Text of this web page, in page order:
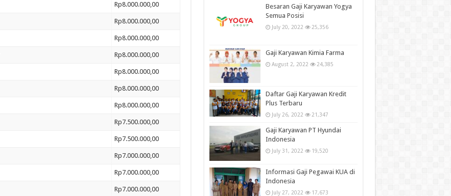
Rp8.000.000,00
Rp8.000.000,00
Rp8.000.000,00
Rp8.000.000,00
Rp8.000.000,00
Rp8.000.000,00
Rp8.000.000,00
Rp7.500.000,00
Rp7.500.000,00
Rp7.000.000,00
Rp7.000.000,00
Rp7.000.000,00
Besaran Gaji Karyawan Yogya
Semua Posisi
July 20, 2022 25,356
Gaji Karyawan Kimia Farma
August 2, 2022 24,385
Daftar Gaji Karyawan Kredit
Plus Terbaru
July 26, 2022 21,347
Gaji Karyawan PT Hyundai
Indonesia
July 31, 2022 19,520
Informasi Gaji Pegawai KUA di
Indonesia
July 27, 2022 17,673